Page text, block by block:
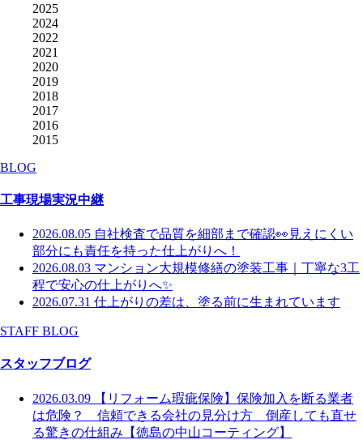
2025
2024
2022
2021
2020
2019
2018
2017
2016
2015
BLOG
工事現場実況中継
2026.08.05 自社検査で品質を細部まで確認👀見えにくい
部分にも責任を持った仕上がりへ！
2026.08.03 マンション大規模修繕の塗装工事｜丁寧な3工
程で安心の仕上がりへ✨
2026.07.31 仕上がりの差は、塗る前に生まれています
STAFF BLOG
スタッフブログ
2026.03.09
【リフォーム瑕疵保険】保険加入を断る業者
は危険？ 信頼できる会社の見分け方 倒産しても直せ
る驚きの仕組み【徳島の中山コーティング】